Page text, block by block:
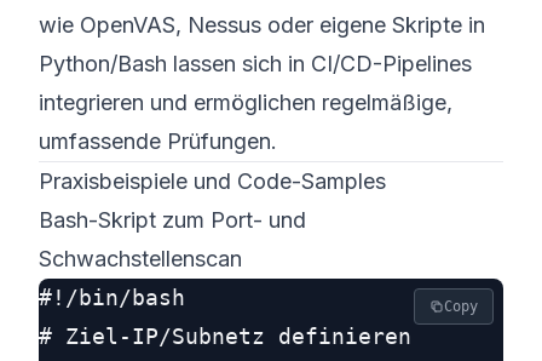
wie OpenVAS, Nessus oder eigene Skripte in
Python/Bash lassen sich in CI/CD-Pipelines
integrieren und ermöglichen regelmäßige,
umfassende Prüfungen.
Praxisbeispiele und Code-Samples
Bash-Skript zum Port- und
Schwachstellenscan
#!/bin/bash
# Ziel-IP/Subnetz definieren
Copy